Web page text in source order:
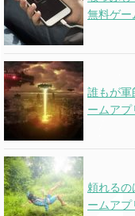
無料ゲー
誰もが軍
ームアプ
頼れるの
ームアプ